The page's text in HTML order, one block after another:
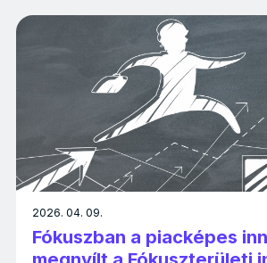
2026. 04. 09.
Fókuszban a piacképes